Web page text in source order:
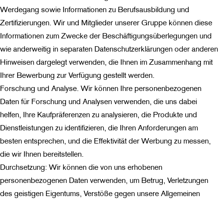
Werdegang sowie Informationen zu Berufsausbildung und
Zertifizierungen. Wir und Mitglieder unserer Gruppe können diese
Informationen zum Zwecke der Beschäftigungsüberlegungen und
wie anderweitig in separaten Datenschutzerklärungen oder anderen
Hinweisen dargelegt verwenden, die Ihnen im Zusammenhang mit
Ihrer Bewerbung zur Verfügung gestellt werden.
Forschung und Analyse. Wir können Ihre personenbezogenen
Daten für Forschung und Analysen verwenden, die uns dabei
helfen, Ihre Kaufpräferenzen zu analysieren, die Produkte und
Dienstleistungen zu identifizieren, die Ihren Anforderungen am
besten entsprechen, und die Effektivität der Werbung zu messen,
die wir Ihnen bereitstellen.
Durchsetzung: Wir können die von uns erhobenen
personenbezogenen Daten verwenden, um Betrug, Verletzungen
des geistigen Eigentums, Verstöße gegen unsere Allgemeinen